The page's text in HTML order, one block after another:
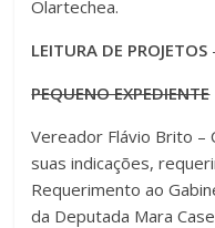
Olartechea.
LEITURA DE PROJETOS
PEQUENO EXPEDIENTE
Vereador Flávio Brito –
suas indicações,
Requerimento ao
da Deputada Mara